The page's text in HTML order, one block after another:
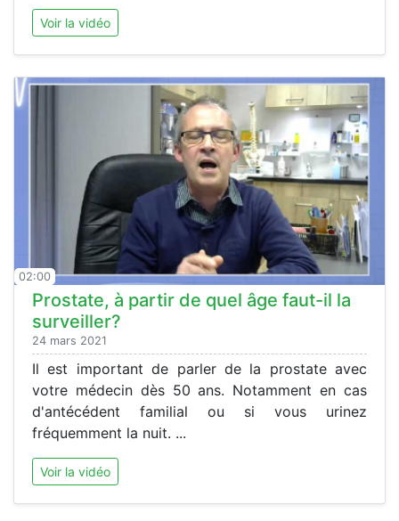
Voir la vidéo
02:00
Prostate, à partir de quel âge faut-il la
surveiller?
24 mars 2021
Il est important de parler de la prostate avec
votre médecin dès 50 ans. Notamment en cas
d'antécédent familial ou si vous urinez
fréquemment la nuit. ...
Voir la vidéo